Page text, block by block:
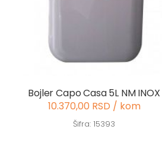
Bojler Capo Casa 5L NM INOX
10.370,00 RSD / kom
Šifra: 15393